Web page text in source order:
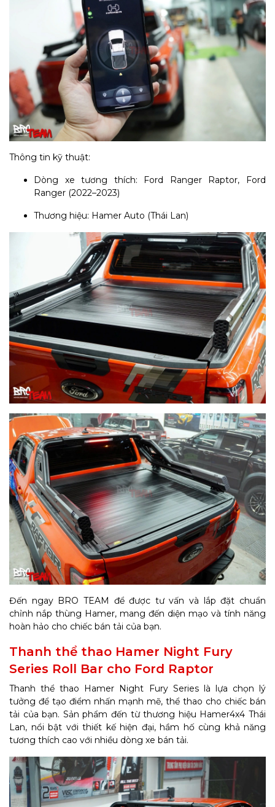
Thông tin kỹ thuật:
Dòng xe tương thích: Ford Ranger Raptor, Ford
Ranger (2022–2023)
Thương hiệu: Hamer Auto (Thái Lan)
Đến ngay BRO TEAM để được tư vấn và lắp đặt chuẩn
chỉnh nắp thùng Hamer, mang đến diện mạo và tính năng
hoàn hảo cho chiếc bán tải của bạn.
Thanh thể thao Hamer Night Fury
Series Roll Bar cho Ford Raptor
Thanh thể thao Hamer Night Fury Series là lựa chọn lý
tưởng để tạo điểm nhấn mạnh mẽ, thể thao cho chiếc bán
tải của bạn. Sản phẩm đến từ thương hiệu Hamer4x4 Thái
Lan, nổi bật với thiết kế hiện đại, hầm hố cùng khả năng
tương thích cao với nhiều dòng xe bán tải.